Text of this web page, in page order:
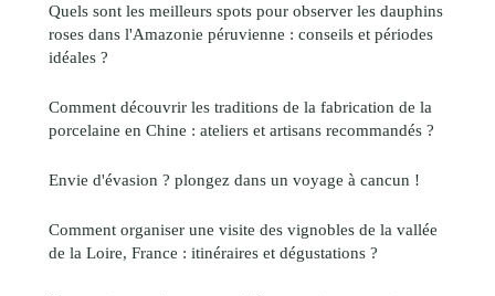
Quels sont les meilleurs spots pour observer les dauphins
roses dans l'Amazonie péruvienne : conseils et périodes
idéales ?
Comment découvrir les traditions de la fabrication de la
porcelaine en Chine : ateliers et artisans recommandés ?
Envie d'évasion ? plongez dans un voyage à cancun !
Comment organiser une visite des vignobles de la vallée
de la Loire, France : itinéraires et dégustations ?